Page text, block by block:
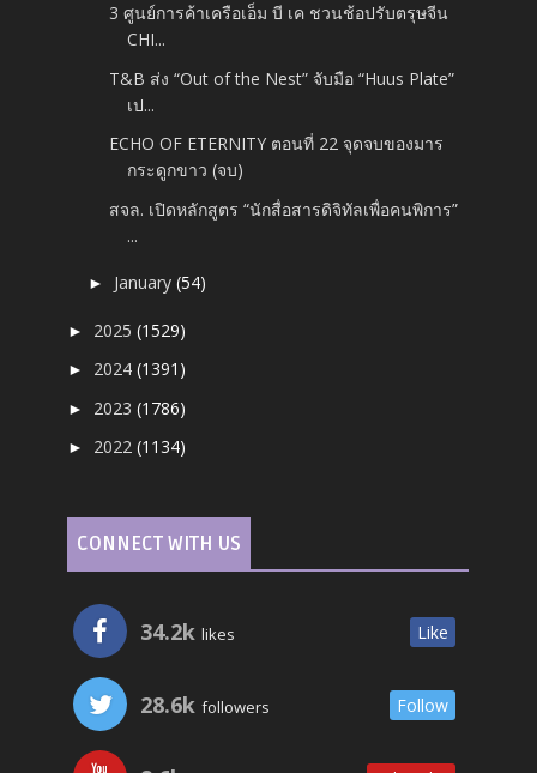
3 ศูนย์การค้าเครือเอ็ม บี เค ชวนช้อปรับตรุษจีน
CHI...
T&B ส่ง “Out of the Nest” จับมือ “Huus Plate”
เป...
ECHO OF ETERNITY ตอนที่ 22 จุดจบของมาร
กระดูกขาว (จบ)
สจล. เปิดหลักสูตร “นักสื่อสารดิจิทัลเพื่อคนพิการ”
...
► January(54)
► 2025(1529)
► 2024(1391)
► 2023(1786)
► 2022(1134)
CONNECT WITH US
34.2k likes Like
28.6k followers Follow